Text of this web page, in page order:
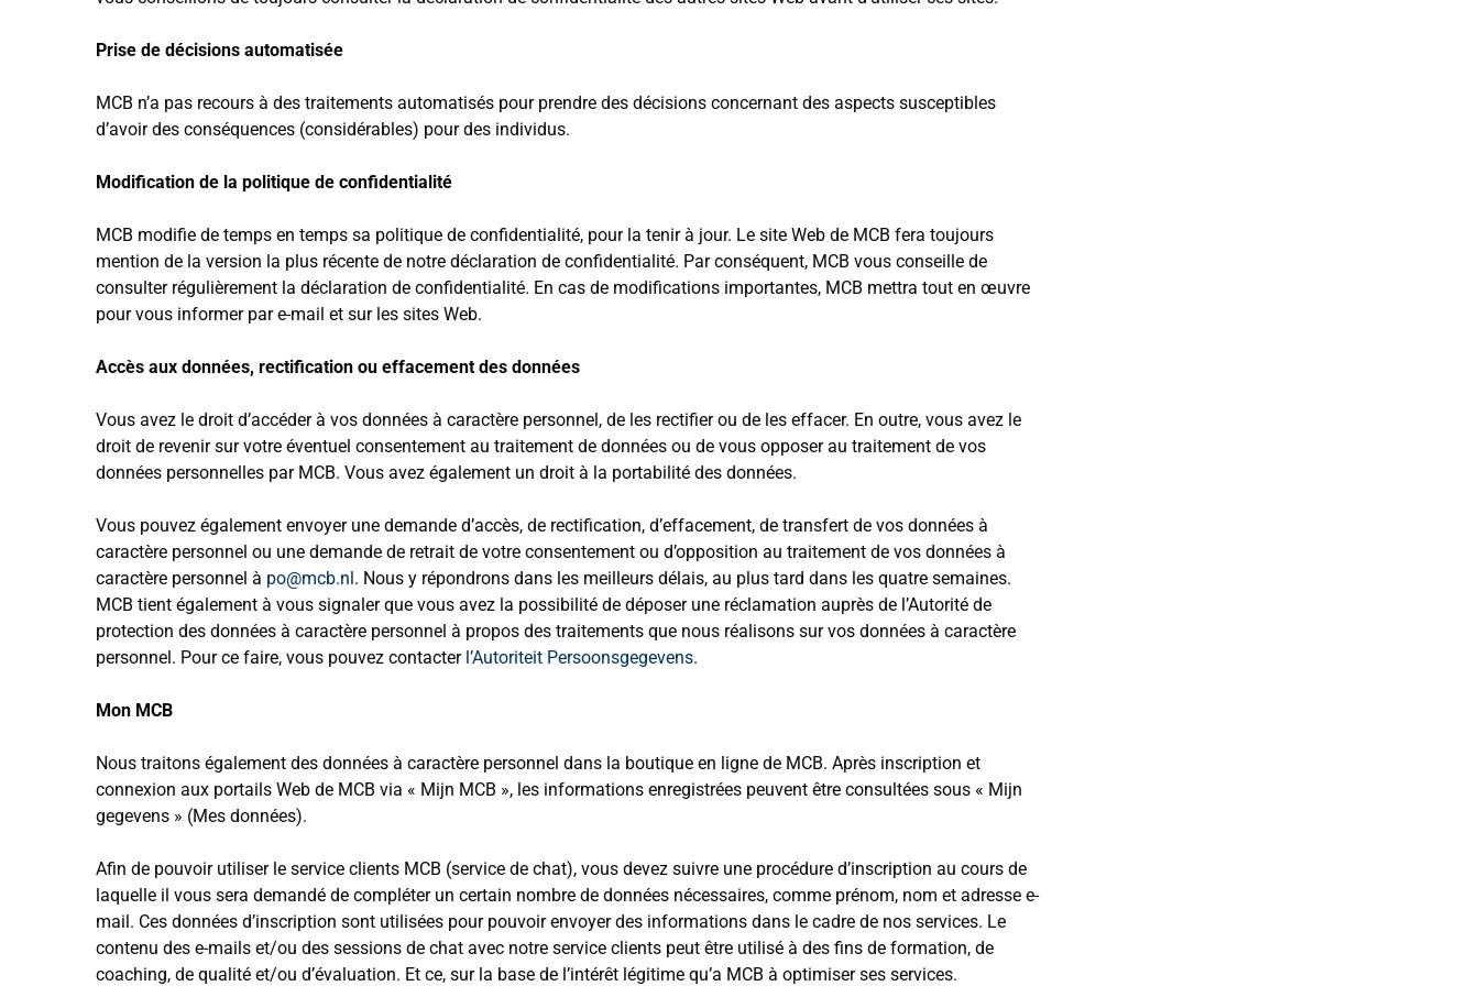
Prise de décisions automatisée
MCB n’a pas recours à des traitements automatisés pour prendre des décisions concernant des aspects susceptibles
d’avoir des conséquences (considérables) pour des individus.
Modification de la politique de confidentialité
MCB modifie de temps en temps sa politique de confidentialité, pour la tenir à jour. Le site Web de MCB fera toujours
mention de la version la plus récente de notre déclaration de confidentialité. Par conséquent, MCB vous conseille de
consulter régulièrement la déclaration de confidentialité. En cas de modifications importantes, MCB mettra tout en œuvre
pour vous informer par e-mail et sur les sites Web.
Accès aux données, rectification ou effacement des données
Vous avez le droit d’accéder à vos données à caractère personnel, de les rectifier ou de les effacer. En outre, vous avez le
droit de revenir sur votre éventuel consentement au traitement de données ou de vous opposer au traitement de vos
données personnelles par MCB. Vous avez également un droit à la portabilité des données.
Vous pouvez également envoyer une demande d’accès, de rectification, d’effacement, de transfert de vos données à
caractère personnel ou une demande de retrait de votre consentement ou d’opposition au traitement de vos données à
caractère personnel à po@mcb.nl. Nous y répondrons dans les meilleurs délais, au plus tard dans les quatre semaines.
MCB tient également à vous signaler que vous avez la possibilité de déposer une réclamation auprès de l’Autorité de
protection des données à caractère personnel à propos des traitements que nous réalisons sur vos données à caractère
personnel. Pour ce faire, vous pouvez contacter l’Autoriteit Persoonsgegevens.
Mon MCB
Nous traitons également des données à caractère personnel dans la boutique en ligne de MCB. Après inscription et
connexion aux portails Web de MCB via « Mijn MCB », les informations enregistrées peuvent être consultées sous « Mijn
gegevens » (Mes données).
Afin de pouvoir utiliser le service clients MCB (service de chat), vous devez suivre une procédure d’inscription au cours de
laquelle il vous sera demandé de compléter un certain nombre de données nécessaires, comme prénom, nom et adresse e-
mail. Ces données d’inscription sont utilisées pour pouvoir envoyer des informations dans le cadre de nos services. Le
contenu des e-mails et/ou des sessions de chat avec notre service clients peut être utilisé à des fins de formation, de
coaching, de qualité et/ou d’évaluation. Et ce, sur la base de l’intérêt légitime qu’a MCB à optimiser ses services.